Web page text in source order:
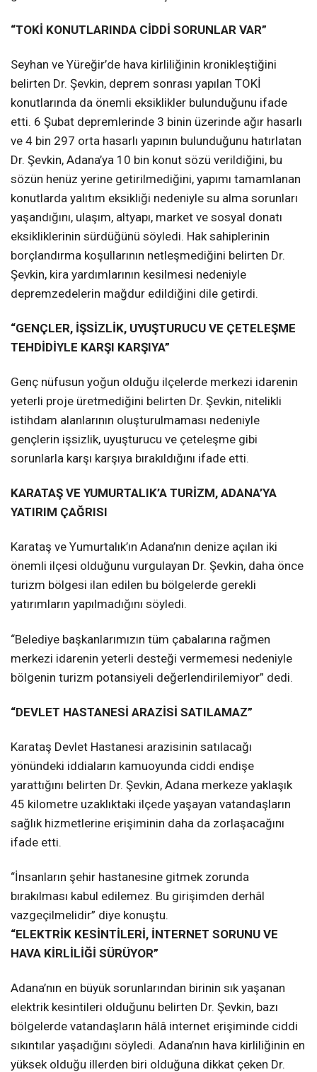
“TOKİ KONUTLARINDA CİDDİ SORUNLAR VAR”
Seyhan ve Yüreğir’de hava kirliliğinin kronikleştiğini
belirten Dr. Şevkin, deprem sonrası yapılan TOKİ
konutlarında da önemli eksiklikler bulunduğunu ifade
etti. 6 Şubat depremlerinde 3 binin üzerinde ağır hasarlı
ve 4 bin 297 orta hasarlı yapının bulunduğunu hatırlatan
Dr. Şevkin, Adana’ya 10 bin konut sözü verildiğini, bu
sözün henüz yerine getirilmediğini, yapımı tamamlanan
konutlarda yalıtım eksikliği nedeniyle su alma sorunları
yaşandığını, ulaşım, altyapı, market ve sosyal donatı
eksikliklerinin sürdüğünü söyledi. Hak sahiplerinin
borçlandırma koşullarının netleşmediğini belirten Dr.
Şevkin, kira yardımlarının kesilmesi nedeniyle
depremzedelerin mağdur edildiğini dile getirdi.
“GENÇLER, İŞSİZLİK, UYUŞTURUCU VE ÇETELEŞME
TEHDİDİYLE KARŞI KARŞIYA”
Genç nüfusun yoğun olduğu ilçelerde merkezi idarenin
yeterli proje üretmediğini belirten Dr. Şevkin, nitelikli
istihdam alanlarının oluşturulmaması nedeniyle
gençlerin işsizlik, uyuşturucu ve çeteleşme gibi
sorunlarla karşı karşıya bırakıldığını ifade etti.
KARATAŞ VE YUMURTALIK’A TURİZM, ADANA’YA
YATIRIM ÇAĞRISI
Karataş ve Yumurtalık’ın Adana’nın denize açılan iki
önemli ilçesi olduğunu vurgulayan Dr. Şevkin, daha önce
turizm bölgesi ilan edilen bu bölgelerde gerekli
yatırımların yapılmadığını söyledi.
“Belediye başkanlarımızın tüm çabalarına rağmen
merkezi idarenin yeterli desteği vermemesi nedeniyle
bölgenin turizm potansiyeli değerlendirilemiyor” dedi.
“DEVLET HASTANESİ ARAZİSİ SATILAMAZ”
Karataş Devlet Hastanesi arazisinin satılacağı
yönündeki iddiaların kamuoyunda ciddi endişe
yarattığını belirten Dr. Şevkin, Adana merkeze yaklaşık
45 kilometre uzaklıktaki ilçede yaşayan vatandaşların
sağlık hizmetlerine erişiminin daha da zorlaşacağını
ifade etti.
“İnsanların şehir hastanesine gitmek zorunda
bırakılması kabul edilemez. Bu girişimden derhâl
vazgeçilmelidir” diye konuştu.
“ELEKTRİK KESİNTİLERİ, İNTERNET SORUNU VE
HAVA KİRLİLİĞİ SÜRÜYOR”
Adana’nın en büyük sorunlarından birinin sık yaşanan
elektrik kesintileri olduğunu belirten Dr. Şevkin, bazı
bölgelerde vatandaşların hâlâ internet erişiminde ciddi
sıkıntılar yaşadığını söyledi. Adana’nın hava kirliliğinin en
yüksek olduğu illerden biri olduğuna dikkat çeken Dr.